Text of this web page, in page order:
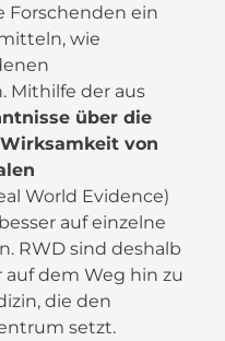
Forschenden ein
wie
Mithilfe der aus
über die
von
World Evidence)
auf einzelne
RWD sind deshalb
dem Weg hin zu
die den
setzt.